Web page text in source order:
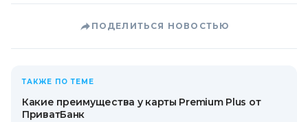
ПОДЕЛИТЬСЯ НОВОСТЬЮ
ТАКЖЕ ПО ТЕМЕ
Какие преимущества у карты Premium Plus от
ПриватБанк